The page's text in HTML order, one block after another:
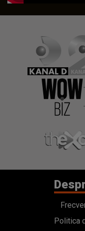
Politica